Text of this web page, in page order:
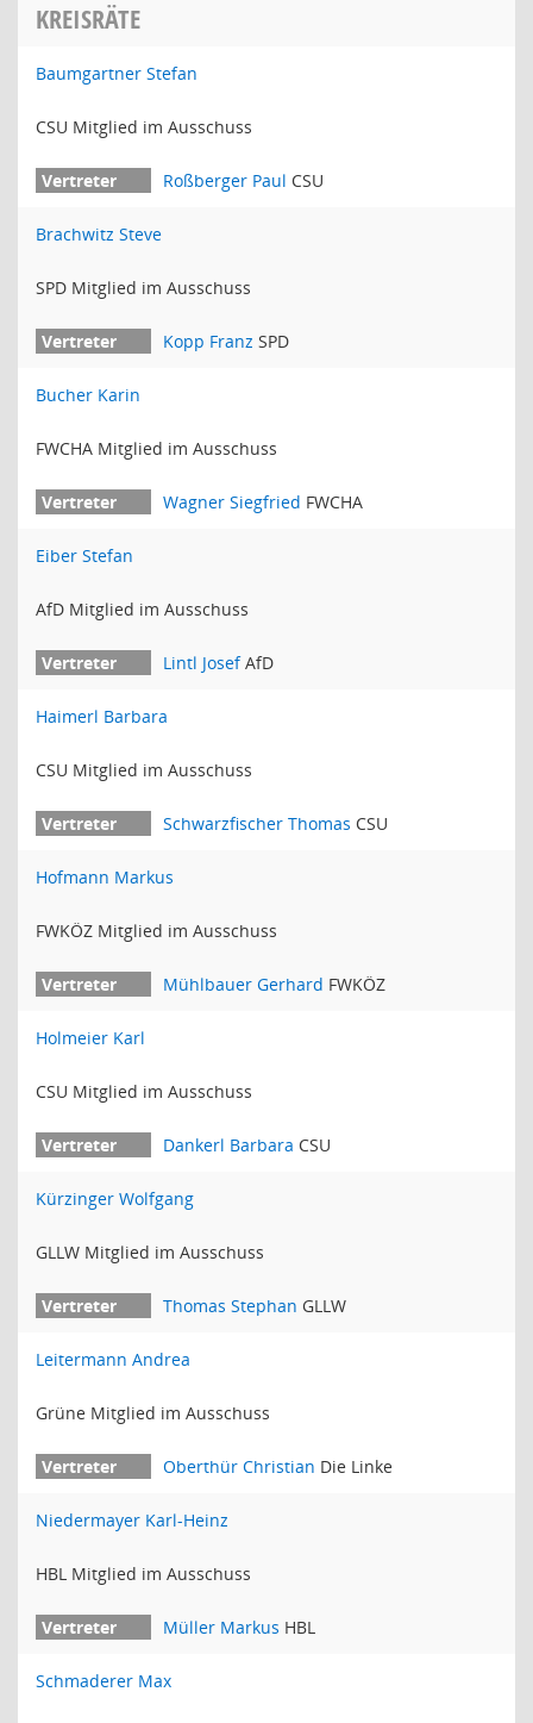
KREISRÄTE
Baumgartner Stefan
CSU Mitglied im Ausschuss
Roßberger Paul CSU
Brachwitz Steve
SPD Mitglied im Ausschuss
Kopp Franz SPD
Bucher Karin
FWCHA Mitglied im Ausschuss
Wagner Siegfried FWCHA
Eiber Stefan
AfD Mitglied im Ausschuss
Lintl JosefAfD
Haimerl Barbara
CSU Mitglied im Ausschuss
Schwarzfischer Thomas CSU
Hofmann Markus
FWKÖZ Mitglied im Ausschuss
Mühlbauer Gerhard FWKÖZ
Holmeier Karl
CSU Mitglied im Ausschuss
Dankerl Barbara CSU
Kürzinger Wolfgang
GLLW Mitglied im Ausschuss
Thomas Stephan GLLW
Leitermann Andrea
Grüne Mitglied im Ausschuss
Oberthür Christian Die Linke
Niedermayer Karl-Heinz
HBL Mitglied im Ausschuss
Müller Markus HBL
Schmaderer Max